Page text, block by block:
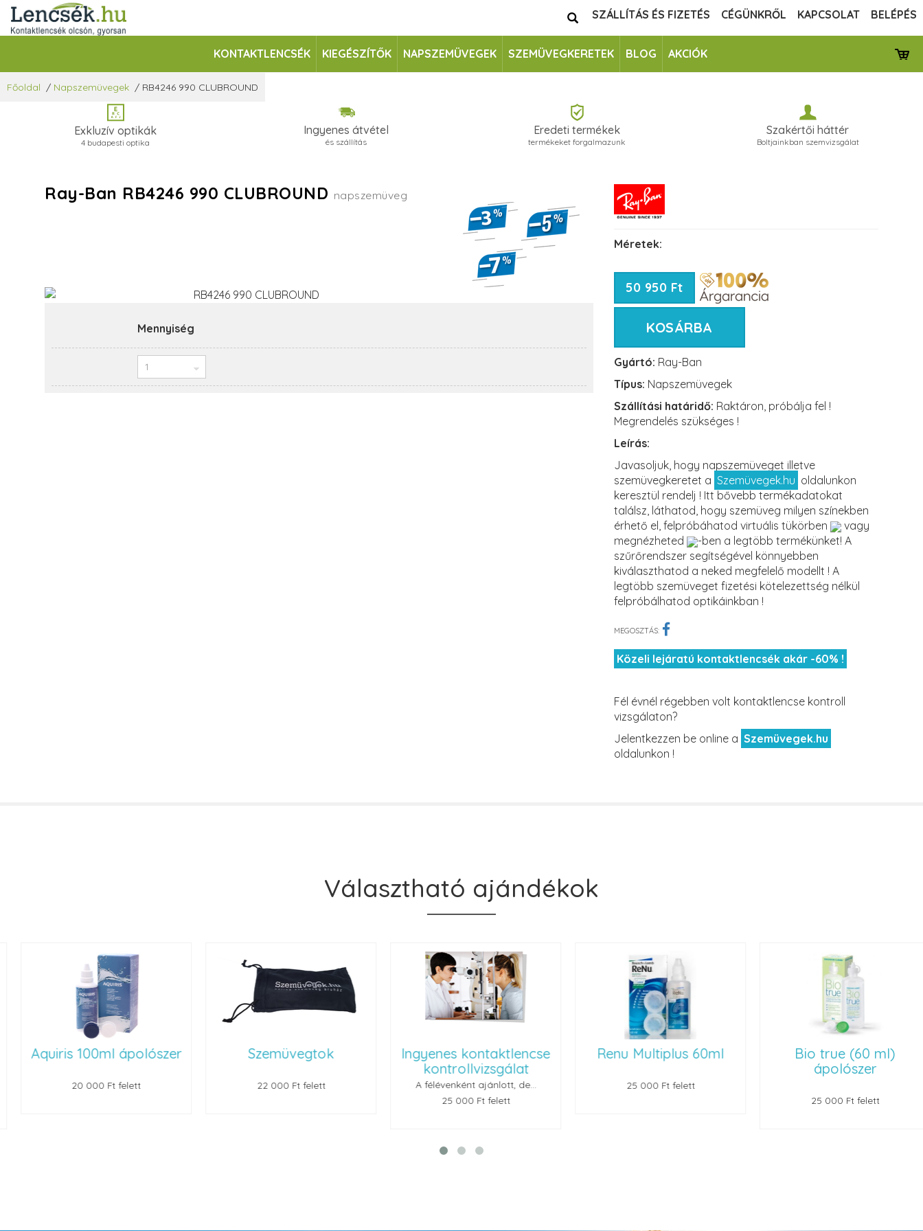
SZÁLLÍTÁS ÉS FIZETÉS CÉGÜNKRŐL KAPCSOLAT BELÉPÉS
KONTAKTLENCSÉK KIEGÉSZÍTŐK NAPSZEMÜVEGEK SZEMÜVEGKERETEK BLOG AKCIÓK
Főoldal / Napszemüvegek / RB4246 990 CLUBROUND
Exkluzív optikák
4 budapesti optika
Ingyenes átvétel
és szállítás
Eredeti termékek
termékeket forgalmazunk
Szakértői háttér
Boltjainkban szemvizsgálat
Ray-Ban RB4246 990 CLUBROUND napszemüveg
Mennyiség
Méretek:
50 950 Ft
KOSÁRBA
Gyártó: Ray-Ban
Típus: Napszemüvegek
Szállítási határidő: Raktáron, próbálja fel !
Megrendelés szükséges !
Leírás:
Javasoljuk, hogy napszemüveget illetve
szemüvegkeretet a Szemüvegek.hu oldalunkon
keresztül rendelj ! Itt bővebb termékadatokat
találsz, láthatod, hogy szemüveg milyen színekben
érhető el, felpróbáhatod virtuális tükörben
vagy
megnézheted
-ben a legtöbb termékünket! A
szűrőrendszer segítségével könnyebben
kiválaszthatod a neked megfelelő modellt ! A
legtöbb szemüveget fizetési kötelezettség nélkül
felpróbálhatod optikáinkban !
MEGOSZTÁS:
Közeli lejáratú kontaktlencsék akár -60% !
Fél évnél régebben volt kontaktlencse kontroll
vizsgálaton?
Jelentkezzen be online a Szemüvegek.hu
oldalunkon !
Választható ajándékok
Aquiris 100ml ápolószer
20 000 Ft felett
Szemüvegtok
22 000 Ft felett
Ingyenes kontaktlencse
kontrollvizsgálat
A félévenként ajánlott, de...
25 000 Ft felett
Renu Multiplus 60ml
25 000 Ft felett
Bio true (60 ml)
ápolószer
25 000 Ft felett